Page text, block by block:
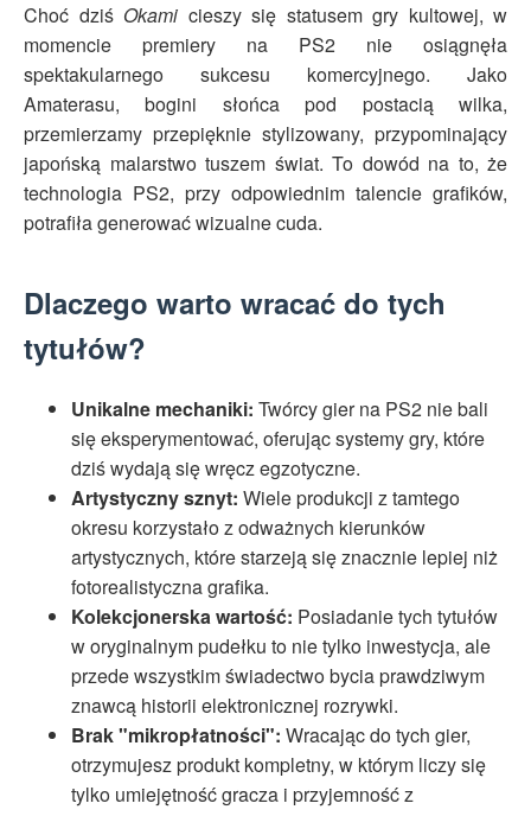
Choć dziś Okami cieszy się statusem gry kultowej, w
momencie premiery na PS2 nie osiągnęła
spektakularnego sukcesu komercyjnego. Jako
Amaterasu, bogini słońca pod postacią wilka,
przemierzamy przepięknie stylizowany, przypominający
japońską malarstwo tuszem świat. To dowód na to, że
technologia PS2, przy odpowiednim talencie grafików,
potrafiła generować wizualne cuda.
Dlaczego warto wracać do tych
tytułów?
Unikalne mechaniki: Twórcy gier na PS2 nie bali
się eksperymentować, oferując systemy gry, które
dziś wydają się wręcz egzotyczne.
Artystyczny sznyt: Wiele produkcji z tamtego
okresu korzystało z odważnych kierunków
artystycznych, które starzeją się znacznie lepiej niż
fotorealistyczna grafika.
Kolekcjonerska wartość: Posiadanie tych tytułów
w oryginalnym pudełku to nie tylko inwestycja, ale
przede wszystkim świadectwo bycia prawdziwym
znawcą historii elektronicznej rozrywki.
Brak "mikropłatności": Wracając do tych gier,
otrzymujesz produkt kompletny, w którym liczy się
tylko umiejętność gracza i przyjemność z